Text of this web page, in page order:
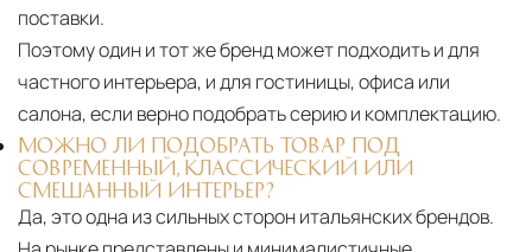
поставки.
Поэтому один и тот же бренд может подходить и для
частного интерьера, и для гостиницы, офиса или
салона, если верно подобрать серию и комплектацию.
МОЖНО ЛИ ПОДОБРАТЬ ТОВАР ПОД
СОВРЕМЕННЫЙ, КЛАССИЧЕСКИЙ ИЛИ
СМЕШАННЫЙ ИНТЕРЬЕР?
Да, это одна из сильных сторон итальянских брендов.